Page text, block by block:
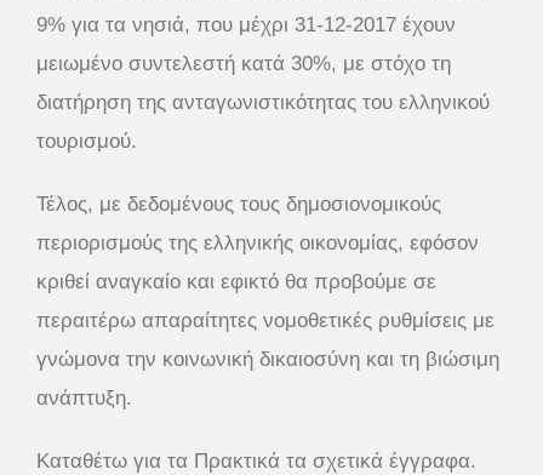
9% για τα νησιά, που μέχρι 31-12-2017 έχουν
μειωμένο συντελεστή κατά 30%, με στόχο τη
διατήρηση της ανταγωνιστικότητας του ελληνικού
τουρισμού.
Τέλος, με δεδομένους τους δημοσιονομικούς
περιορισμούς της ελληνικής οικονομίας, εφόσον
κριθεί αναγκαίο και εφικτό θα προβούμε σε
περαιτέρω απαραίτητες νομοθετικές ρυθμίσεις με
γνώμονα την κοινωνική δικαιοσύνη και τη βιώσιμη
ανάπτυξη.
Καταθέτω για τα Πρακτικά τα σχετικά έγγραφα.